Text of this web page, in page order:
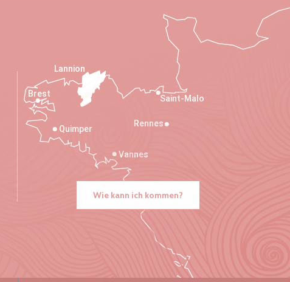
Saint-Malo
Rennes
Vannes
Quimper
Lannion
Brest
Wie kann ich kommen?